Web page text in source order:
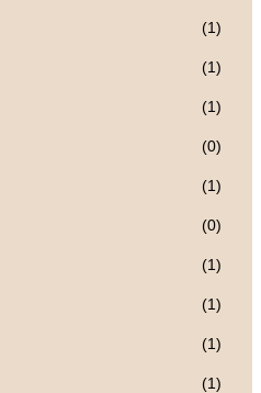
(1)
(1)
(1)
(0)
(1)
(0)
(1)
(1)
(1)
(1)